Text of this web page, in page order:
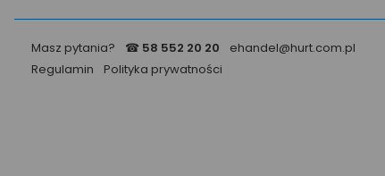
Masz pytania? ☎ 58 552 20 20
ehandel@hurt.com.pl
Regulamin
Polityka prywatności